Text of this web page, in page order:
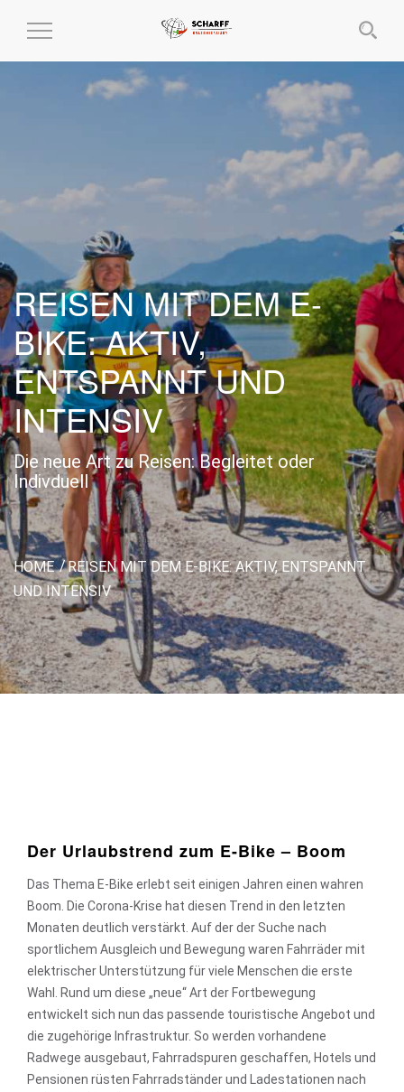
MENÜ EIN- UND AUSKLAPPEN
REISEN MIT DEM E-
BIKE: AKTIV,
ENTSPANNT UND
INTENSIV
Die neue Art zu Reisen: Begleitet oder
Indivduell
HOME
REISEN MIT DEM E-BIKE: AKTIV, ENTSPANNT
UND INTENSIV
Der Urlaubstrend zum E-Bike – Boom
Das Thema E-Bike erlebt seit einigen Jahren einen wahren
Boom. Die Corona-Krise hat diesen Trend in den letzten
Monaten deutlich verstärkt. Auf der der Suche nach
sportlichem Ausgleich und Bewegung waren Fahrräder mit
elektrischer Unterstützung für viele Menschen die erste
Wahl. Rund um diese „neue“ Art der Fortbewegung
entwickelt sich nun das passende touristische Angebot und
die zugehörige Infrastruktur. So werden vorhandene
Radwege ausgebaut, Fahrradspuren geschaffen, Hotels und
Pensionen rüsten Fahrradständer und Ladestationen nach